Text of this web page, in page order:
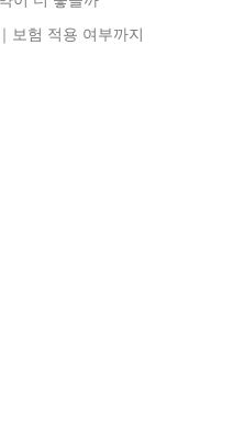
보험 적용 여부까지